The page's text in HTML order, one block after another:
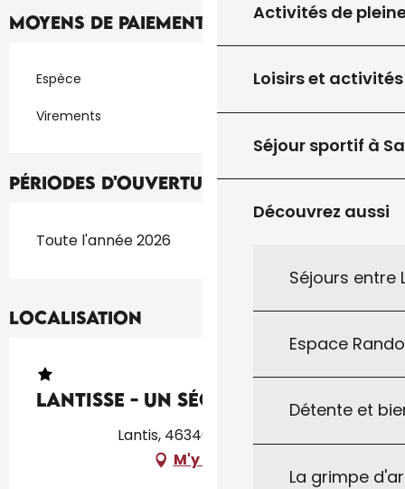
Activités de
Loisirs et activités
Séjour sportif à
Découvrez aussi
Séjours entre
Espace
Détente et
La grimpe
Moyens de paiement
Espèce
Virements
Périodes d'ouverture
Toute l'année 2026
Localisation
Lantisse - un séchoir à Lantis
Lantis, 46340 Dégagnac
M'y rendre